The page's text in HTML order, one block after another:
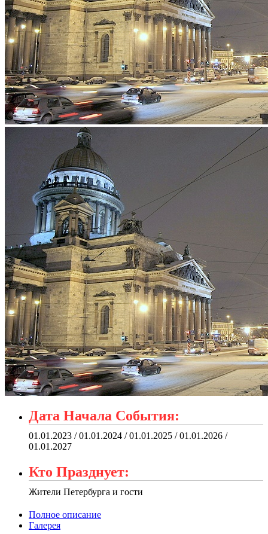
Дата Начала События:
01.01.2023 / 01.01.2024 / 01.01.2025 / 01.01.2026 /
01.01.2027
Кто Празднует:
Жители Петербурга и гости
Полное описание
Галерея